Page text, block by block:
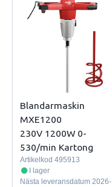
Blandarmaskin
MXE1200
230V 1200W 0-
530/min Kartong
Artikelkod 495913
I lager
Nästa leveransdatum 2026-